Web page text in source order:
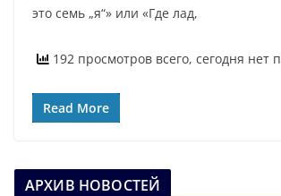
это семь „я“» или «Где лад,
192 просмотров всего, сегодня нет
Read More
АРХИВ НОВОСТЕЙ